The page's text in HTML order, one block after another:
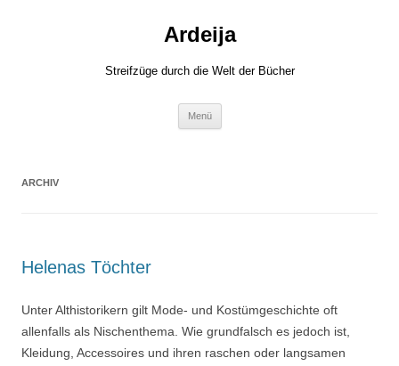
Ardeija
Streifzüge durch die Welt der Bücher
Menü
ARCHIV
Helenas Töchter
Unter Althistorikern gilt Mode- und Kostümgeschichte oft
allenfalls als Nischenthema. Wie grundfalsch es jedoch ist,
Kleidung, Accessoires und ihren raschen oder langsamen